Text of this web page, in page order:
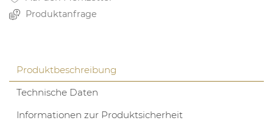
Produktanfrage
Produktbeschreibung
Technische Daten
Informationen zur Produktsicherheit